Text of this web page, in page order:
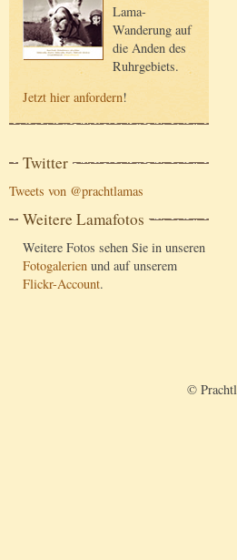
Lama-
Wanderung auf
die Anden des
Ruhrgebiets.
Jetzt hier anfordern!
Twitter
Tweets von @prachtlamas
Weitere Lamafotos
Weitere Fotos sehen Sie in unseren
Fotogalerien und auf unserem
Flickr-Account.
©